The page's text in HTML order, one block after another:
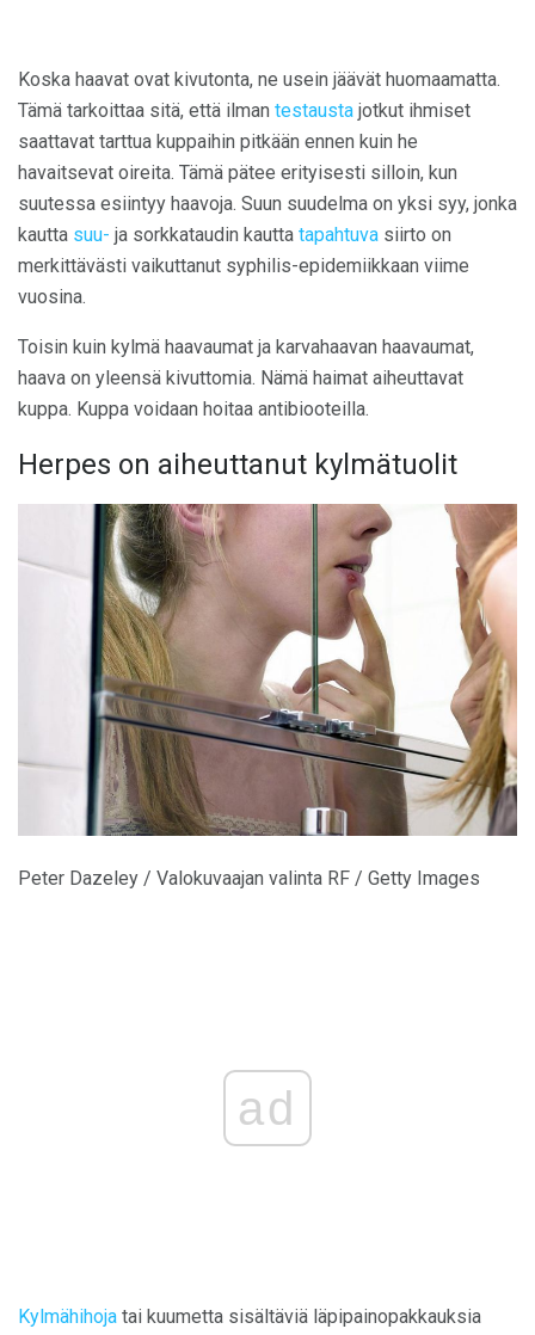
Koska haavat ovat kivutonta, ne usein jäävät huomaamatta.
Tämä tarkoittaa sitä, että ilman testausta jotkut ihmiset
saattavat tarttua kuppaihin pitkään ennen kuin he
havaitsevat oireita. Tämä pätee erityisesti silloin, kun
suutessa esiintyy haavoja. Suun suudelma on yksi syy, jonka
kautta suu- ja sorkkataudin kautta tapahtuva siirto on
merkittävästi vaikuttanut syphilis-epidemiikkaan viime
vuosina.
Toisin kuin kylmä haavaumat ja karvahaavan haavaumat,
haava on yleensä kivuttomia. Nämä haimat aiheuttavat
kuppa. Kuppa voidaan hoitaa antibiooteilla.
Herpes on aiheuttanut kylmätuolit
Peter Dazeley / Valokuvaajan valinta RF / Getty Images
ad
Kylmähihoja tai kuumetta sisältäviä läpipainopakkauksia